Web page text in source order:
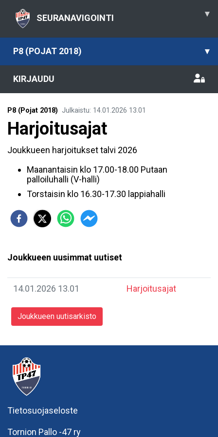
SEURANAVIGOINTI ▾
P8 (POJAT 2018) ▾
KIRJAUDU
P8 (Pojat 2018) Julkaistu: 14.01.2026 13.01
Harjoitusajat
Joukkueen harjoitukset talvi 2026
Maanantaisin klo 17.00-18.00 Putaan
palloiluhalli (V-halli)
Torstaisin klo 16.30-17.30 lappiahalli
Joukkueen uusimmat uutiset
14.01.2026 13.01 Harjoitusajat
Joukkueen uutisarkisto
Tietosuojaseloste
Tornion Pallo -47 ry